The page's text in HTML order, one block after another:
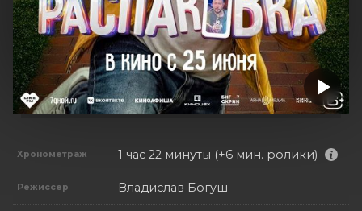
Хронометраж 1 час 22 минуты (+6 мин. ролики)
Режиссер Владислав Богуш